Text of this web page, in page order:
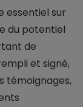
essentiel sur
du potentiel
de
et signé,
témoignages,